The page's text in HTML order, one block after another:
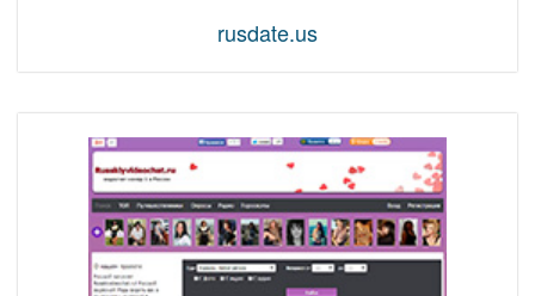
rusdate.us